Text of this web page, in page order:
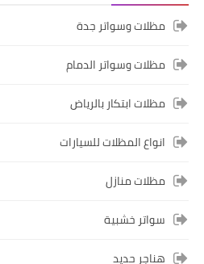
مظلات وسواتر جدة
مظلات وسواتر الدمام
مظلات ابتكار بالرياض
انواع المظلات للسيارات
مظلات منازل
سواتر خشبية
هناجر حديد